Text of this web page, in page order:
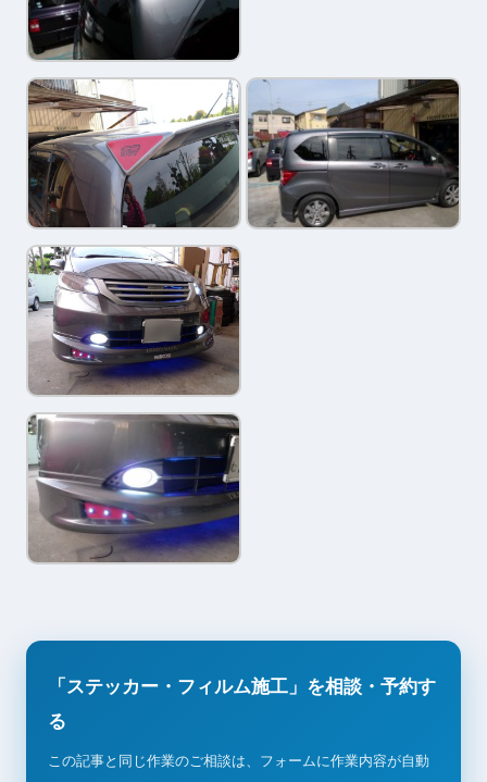
「ステッカー・フィルム施工」を相談・予約す
る
この記事と同じ作業のご相談は、フォームに作業内容が自動